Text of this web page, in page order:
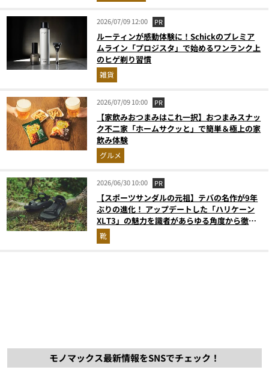
2026/07/09 12:00 PR
ルーティンが感動体験に！Schickのプレミア
ムライン「プロジスタ」で始めるワンランク上
のヒゲ剃り習慣
雑貨
2026/07/09 10:00 PR
【家飲みおつまみはこれ一択】おつまみスナッ
ク不二家「ホームサクッと」で簡単＆極上の家
飲み体験
グルメ
2026/06/30 10:00 PR
【スポーツサンダルの元祖】テバの名作が9年
ぶりの進化！ アップデートした「ハリケーン
XLT3」の魅力を識者があらゆる角度から徹底
解説！
靴
モノマックス最新情報をSNSでチェック！